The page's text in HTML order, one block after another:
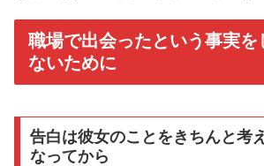
職場で出会ったという事実を
ないために
告白は彼女のことをきちんと考
なってから